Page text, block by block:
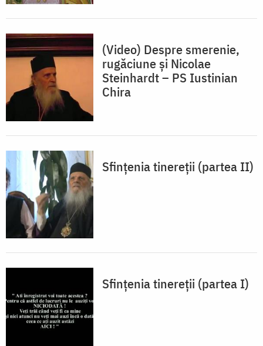
(Video) Despre smerenie,
rugăciune și Nicolae
Steinhardt – PS Iustinian
Chira
Sfințenia tinereții (partea II)
Sfințenia tinereții (partea I)